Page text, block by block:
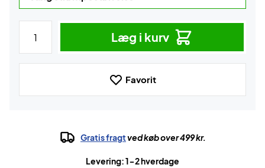
Læg i kurv
Favorit
Gratis fragtved køb over 499 kr.
Levering: 1-2 hverdage